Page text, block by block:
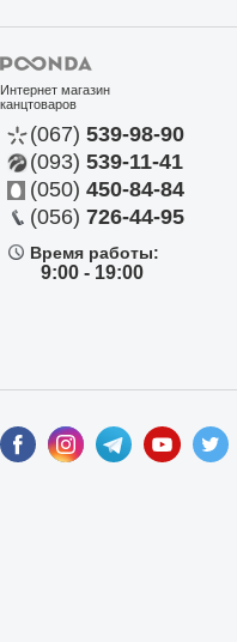
Интернет магазин
канцтоваров
(067) 539-98-90
(093) 539-11-41
(050) 450-84-84
(056) 726-44-95
Время работы:
9:00 - 19:00